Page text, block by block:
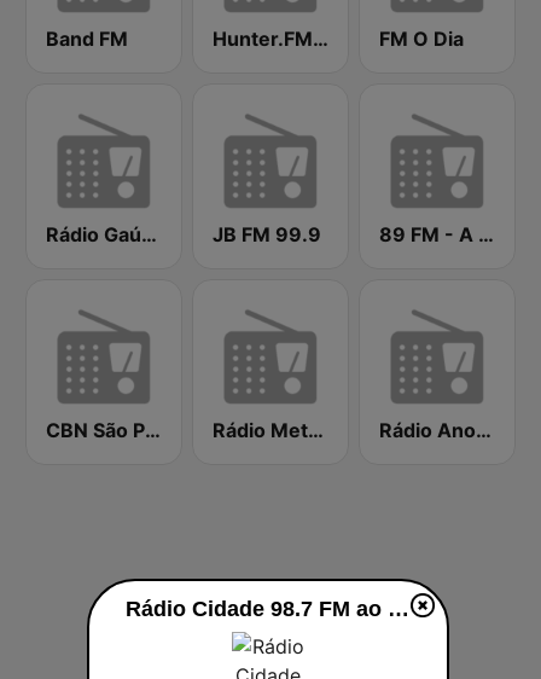
Band FM Hunter.FM - Sertanejo FM O Dia
Rádio Gaúcha ZH JB FM 99.9 89 FM - A Rádio Rock
CBN São Paulo Rádio Metropolitana 98.5 FM Rádio Anos 80
Rádio Cidade 98.7 FM ao vivo